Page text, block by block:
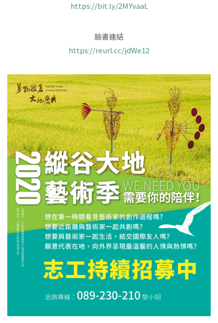
https://bit.ly/2MYvaaL
臉書連結
https://reurl.cc/jdWe12